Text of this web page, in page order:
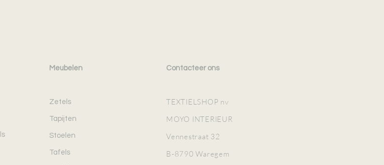
Meubelen
Zetels
Tapijten
Stoelen
Tafels
Contacteer ons
TEXTIELSHOP nv
MOYO INTERIEUR
Vennestraat 32
B-8790 Waregem